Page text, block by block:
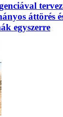
áttörés
egyszerre